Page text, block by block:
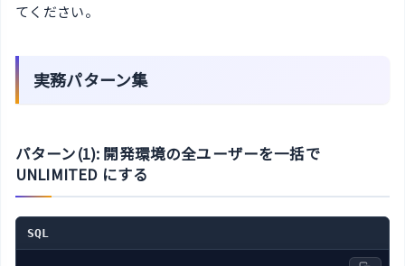
てください。
実務パターン集
パターン(1): 開発環境の全ユーザーを一括で
UNLIMITED にする
SQL